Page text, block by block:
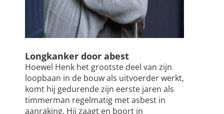
Longkanker door abest
Hoewel Henk het grootste deel van zijn
loopbaan in de bouw als uitvoerder werkt,
komt hij gedurende zijn eerste jaren als
timmerman regelmatig met asbest in
aanraking. Hij zaagt en boort in